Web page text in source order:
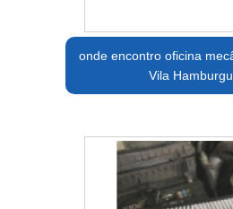
onde encontro oficina
Vila